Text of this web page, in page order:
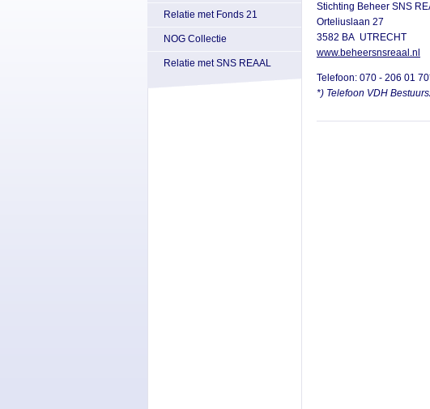
Stichting Beheer SNS
Orteliuslaan 27
3582 BA UTRECHT
www.beheersnsreaal.nl
Telefoon: 070 - 206 01
*) Telefoon VDH
Relatie met Fonds 21
NOG Collectie
Relatie met SNS REAAL